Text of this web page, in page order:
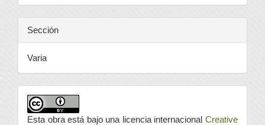
Sección
Varia
Esta obra está bajo una licencia internacional Creative